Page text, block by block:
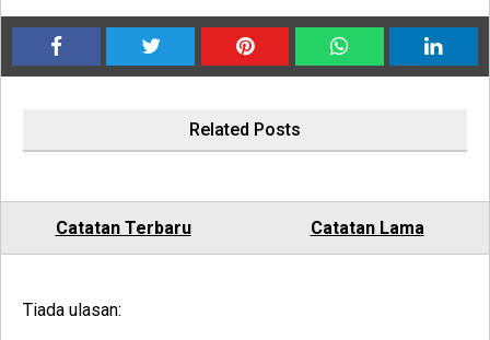
Related Posts
Catatan Terbaru Catatan Lama
Tiada ulasan: